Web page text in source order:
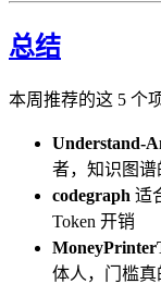
总结
本周推荐的这 5 个
Understand-
者，知识图
codegraph 适
Token 开销
体人，门槛真